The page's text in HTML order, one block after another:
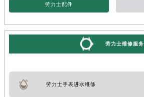
劳力士配件
劳力士维修服务
劳力士手表进水维修